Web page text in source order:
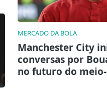
MERCADO DA BOLA
Manchester City
conversas por
no futuro do